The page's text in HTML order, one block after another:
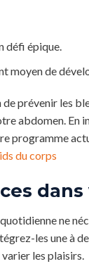
défi épique.
moyen de
prévenir les
abdomen. En
programme
du corps
ne
les une à
les plaisirs.